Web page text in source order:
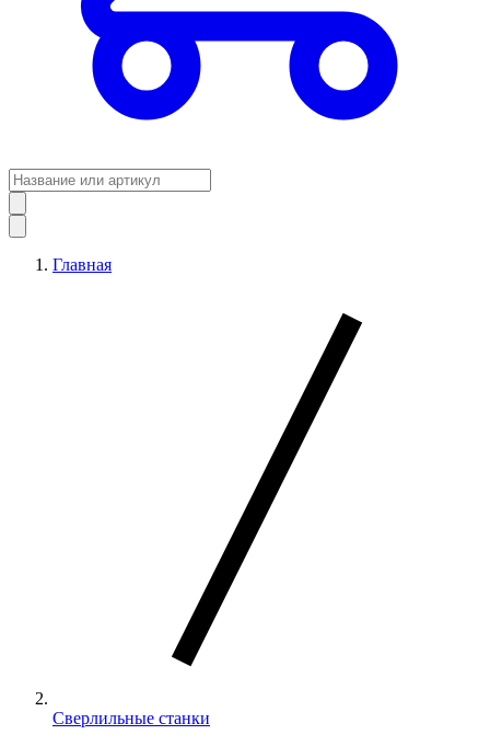
Главная
Сверлильные станки